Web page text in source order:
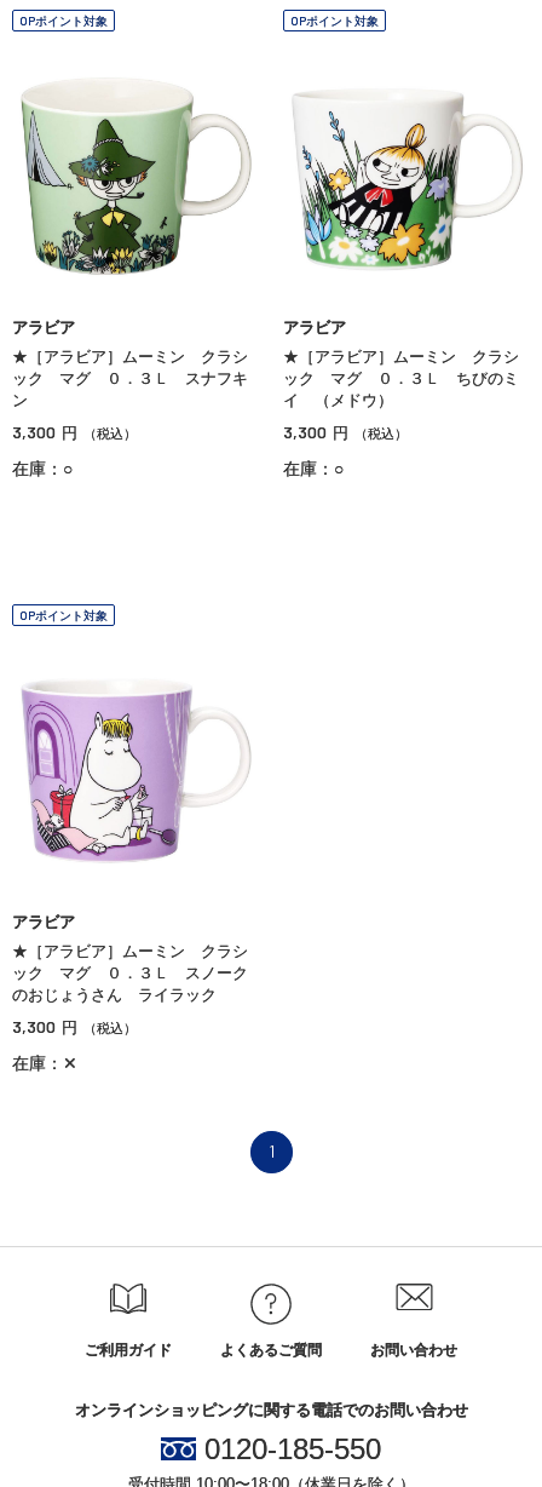
OPポイント対象
アラビア
★［アラビア］ムーミン クラシ
ック マグ ０．３Ｌ スナフキ
ン
3,300 円 （税込）
在庫：○
OPポイント対象
アラビア
★［アラビア］ムーミン クラシ
ック マグ ０．３Ｌ ちびのミ
イ （メドウ）
3,300 円 （税込）
在庫：○
OPポイント対象
アラビア
★［アラビア］ムーミン クラシ
ック マグ ０．３Ｌ スノーク
のおじょうさん ライラック
3,300 円 （税込）
在庫：✕
1
ご利用ガイド よくあるご質問 お問い合わせ
オンラインショッピングに関する電話でのお問い合わせ
0120-185-550